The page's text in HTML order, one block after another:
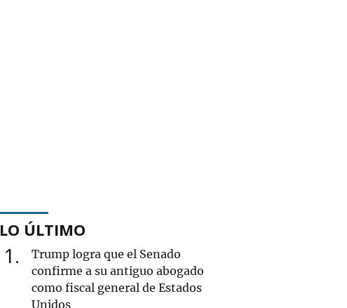
LO ÚLTIMO
1
Trump logra que el Senado
confirme a su antiguo abogado
como fiscal general de Estados
Unidos